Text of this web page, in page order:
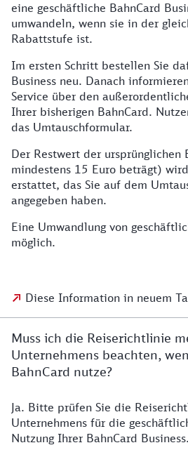
eine geschäftliche BahnCard
umwandeln, wenn sie in der
Rabattstufe ist.
Im ersten Schritt bestellen Sie
Business neu. Danach
Service über den
Ihrer bisherigen BahnCard.
das Umtauschformular.
Der Restwert der ursprünglichen
mindestens 15 Euro beträgt)
erstattet, das Sie auf dem
angegeben haben.
Eine Umwandlung von
möglich.
Diese Information in neuem
Muss ich die Reiserichtlinie
Unternehmens beachten,
BahnCard nutze?
Ja. Bitte prüfen Sie die
Unternehmens für die
Nutzung Ihrer BahnCard Business.